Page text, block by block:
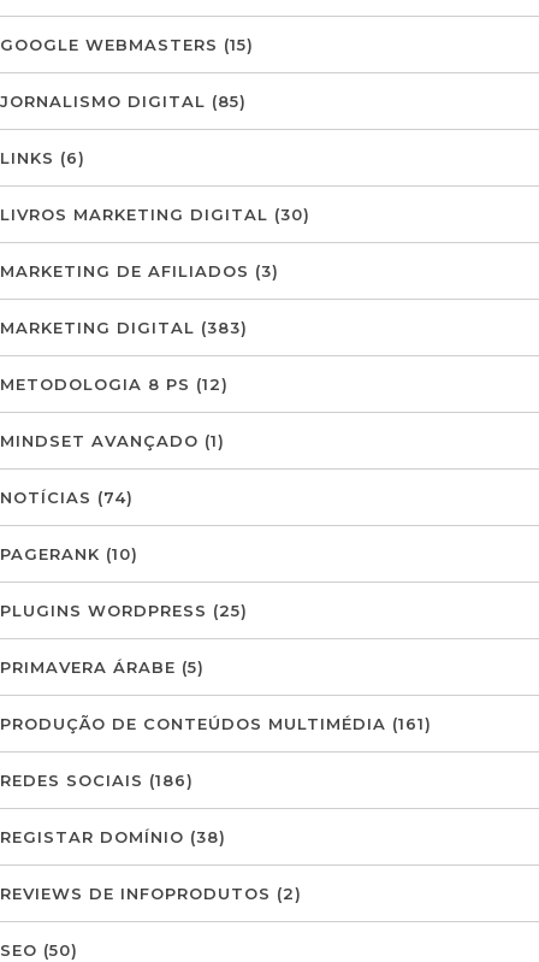
GOOGLE WEBMASTERS (15)
JORNALISMO DIGITAL (85)
LINKS (6)
LIVROS MARKETING DIGITAL (30)
MARKETING DE AFILIADOS (3)
MARKETING DIGITAL (383)
METODOLOGIA 8 PS (12)
MINDSET AVANÇADO (1)
NOTÍCIAS (74)
PAGERANK (10)
PLUGINS WORDPRESS (25)
PRIMAVERA ÁRABE (5)
PRODUÇÃO DE CONTEÚDOS MULTIMÉDIA (161)
REDES SOCIAIS (186)
REGISTAR DOMÍNIO (38)
REVIEWS DE INFOPRODUTOS (2)
SEO (50)